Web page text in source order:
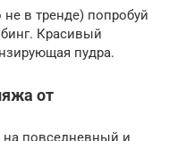
в тренде) попробуй
Красивый
пудра.
от
повседневный и